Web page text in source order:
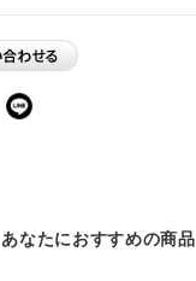
あなたにおすすめの商品